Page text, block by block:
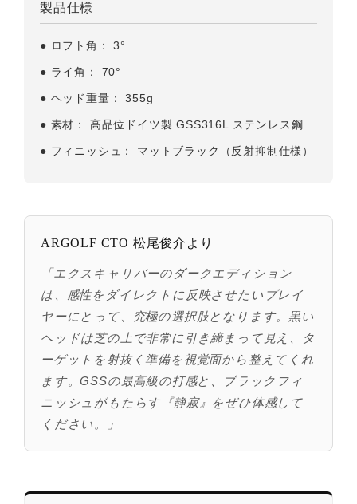
製品仕様
● ロフト角： 3°
● ライ角： 70°
● ヘッド重量： 355g
● 素材： 高品位ドイツ製 GSS316L ステンレス鋼
● フィニッシュ： マットブラック（反射抑制仕様）
ARGOLF CTO 松尾俊介より
「エクスキャリバーのダークエディション
は、感性をダイレクトに反映させたいプレイ
ヤーにとって、究極の選択肢となります。黒い
ヘッドは芝の上で非常に引き締まって見え、タ
ーゲットを射抜く準備を視覚面から整えてくれ
ます。GSSの最高級の打感と、ブラックフィ
ニッシュがもたらす『静寂』をぜひ体感して
ください。」